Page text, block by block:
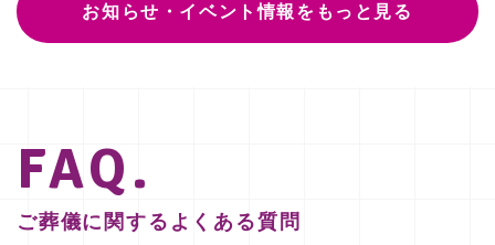
お知らせ・イベント情報をもっと見る
FAQ.
ご葬儀に関するよくある質問